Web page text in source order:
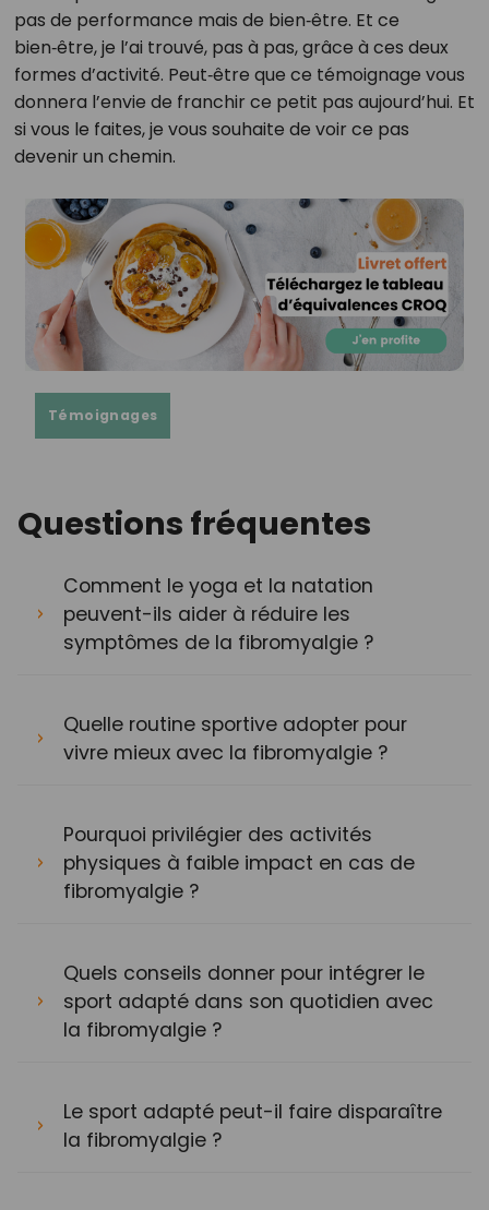
pas de performance mais de bien‑être. Et ce
bien‑être, je l’ai trouvé, pas à pas, grâce à ces deux
formes d’activité. Peut‑être que ce témoignage vous
donnera l’envie de franchir ce petit pas aujourd’hui. Et
si vous le faites, je vous souhaite de voir ce pas
devenir un chemin.
Témoignages
Questions fréquentes
Comment le yoga et la natation
peuvent-ils aider à réduire les
symptômes de la fibromyalgie ?
Quelle routine sportive adopter pour
vivre mieux avec la fibromyalgie ?
Pourquoi privilégier des activités
physiques à faible impact en cas de
fibromyalgie ?
Quels conseils donner pour intégrer le
sport adapté dans son quotidien avec
la fibromyalgie ?
Le sport adapté peut-il faire disparaître
la fibromyalgie ?